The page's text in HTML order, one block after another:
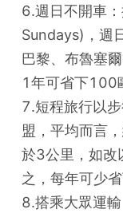
6.週日不開車
Sundays)，週
巴黎、布魯塞
1年可省下100
7.短程旅行以
盟，平均而言
於3公里，如改
之，每年可少
8.搭乘大眾運